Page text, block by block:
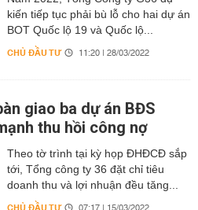
kiến tiếp tục phải bù lỗ cho hai dự án
BOT Quốc lộ 19 và Quốc lộ...
CHỦ ĐẦU TƯ 11:20 | 28/03/2022
giao ba dự án BĐS
thu hồi công nợ
Theo tờ trình tại kỳ họp ĐHĐCĐ sắp
tới, Tổng công ty 36 đặt chỉ tiêu
doanh thu và lợi nhuận đều tăng...